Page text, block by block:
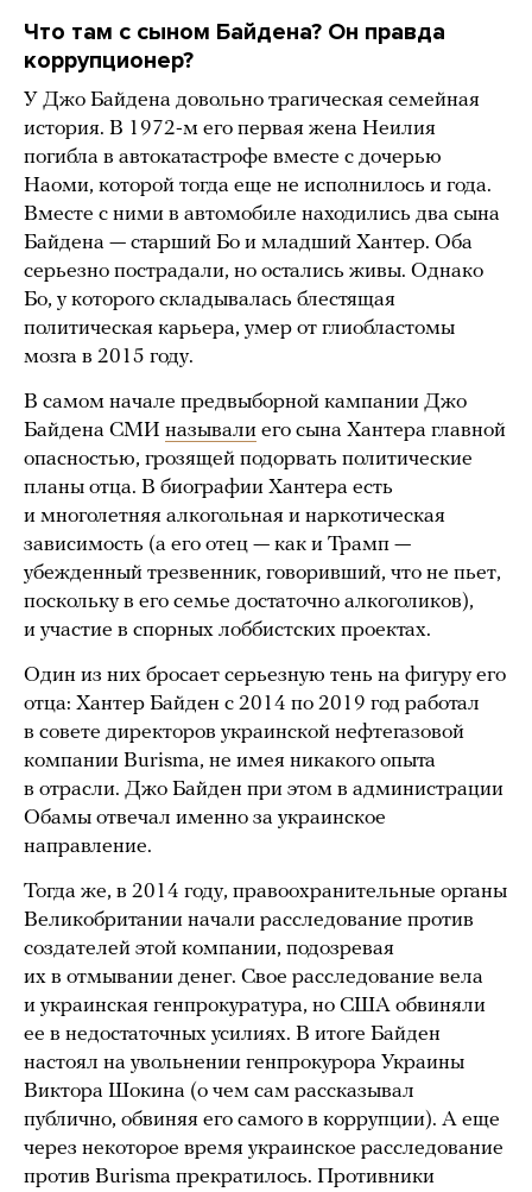
Что там с сыном Байдена? Он правда
коррупционер?
У Джо Байдена довольно трагическая семейная
история. В 1972-м его первая жена Неилия
погибла в автокатастрофе вместе с дочерью
Наоми, которой тогда еще не исполнилось и года.
Вместе с ними в автомобиле находились два сына
Байдена — старший Бо и младший Хантер. Оба
серьезно пострадали, но остались живы. Однако
Бо, у которого складывалась блестящая
политическая карьера, умер от глиобластомы
мозга в 2015 году.
В самом начале предвыборной кампании Джо
Байдена СМИ называли его сына Хантера главной
опасностью, грозящей подорвать политические
планы отца. В биографии Хантера есть
и многолетняя алкогольная и наркотическая
зависимость (а его отец — как и Трамп —
убежденный трезвенник, говоривший, что не пьет,
поскольку в его семье достаточно алкоголиков),
и участие в спорных лоббистских проектах.
Один из них бросает серьезную тень на фигуру его
отца: Хантер Байден с 2014 по 2019 год работал
в совете директоров украинской нефтегазовой
компании Burisma, не имея никакого опыта
в отрасли. Джо Байден при этом в администрации
Обамы отвечал именно за украинское
направление.
Тогда же, в 2014 году, правоохранительные органы
Великобритании начали расследование против
создателей этой компании, подозревая
их в отмывании денег. Свое расследование вела
и украинская генпрокуратура, но США обвиняли
ее в недостаточных усилиях. В итоге Байден
настоял на увольнении генпрокурора Украины
Виктора Шокина (о чем сам рассказывал
публично, обвиняя его самого в коррупции). А еще
через некоторое время украинское расследование
против Burisma прекратилось. Противники